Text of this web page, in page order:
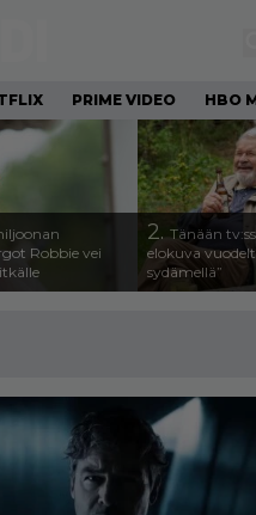
PRIME VIDEO HBO
Robbie vei
2. Tänään
elokuva
sydämellä”